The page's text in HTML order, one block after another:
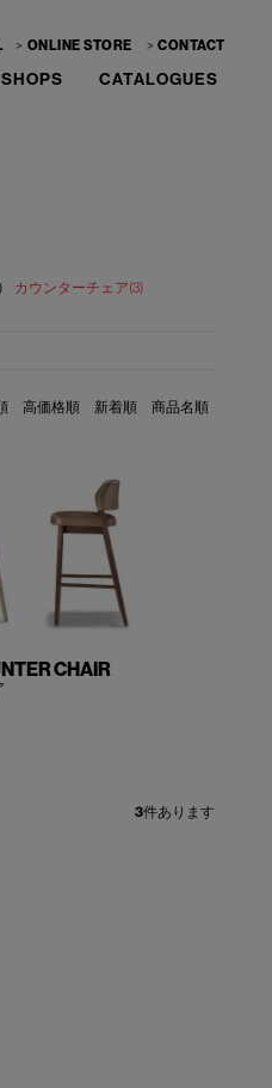
ONLINE STORE CONTACT
SHOPS CATALOGUES
カウンターチェア(3)
高価格順 新着順 商品名順
CHAIR
3件あります